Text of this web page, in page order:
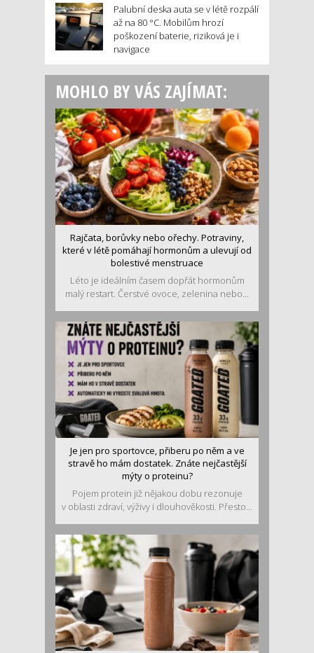
Palubní deska auta se v létě rozpálí
až na 80 °C. Mobilům hrozí
poškození baterie, riziková je i
navigace
MOHLO BY VÁS ZAJÍMAT:
Rajčata, borůvky nebo ořechy. Potraviny,
které v létě pomáhají hormonům a ulevují od
bolestivé menstruace
Léto je ideálním časem dopřát hormonům
malý restart. Čerstvé ovoce, zelenina nebo...
Je jen pro sportovce, přiberu po něm a ve
stravě ho mám dostatek. Znáte nejčastější
mýty o proteinu?
Pojem protein již nějakou dobu rezonuje
v oblasti zdraví, výživy i dlouhověkosti. Přesto...